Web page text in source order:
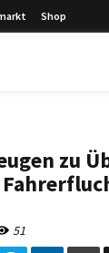
Shop
zu
51